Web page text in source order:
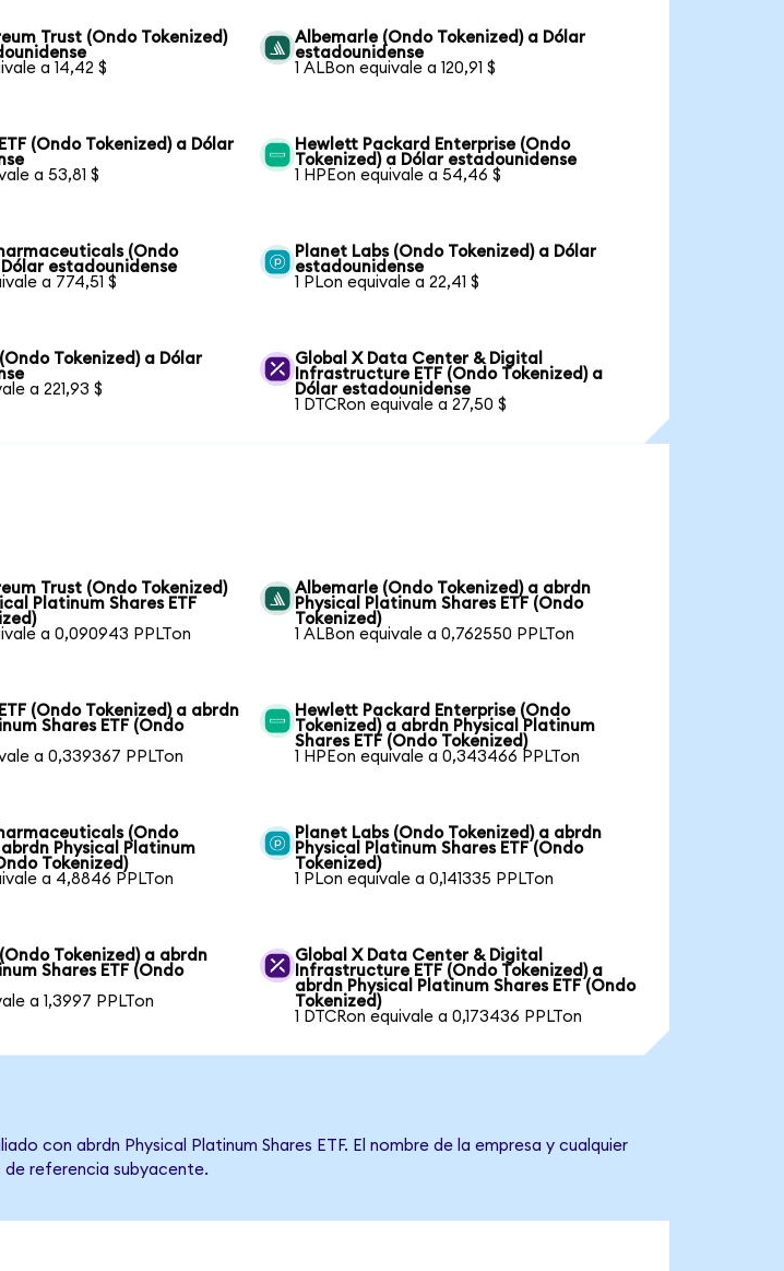
Trust (Ondo Tokenized)
a 14,42 $
Albemarle (Ondo Tokenized) a Dólar
estadounidense
1 ALBon equivale a 120,91 $
(Ondo Tokenized) a Dólar
a 53,81 $
Hewlett Packard Enterprise (Ondo
Tokenized) a Dólar estadounidense
1 HPEon equivale a 54,46 $
(Ondo
estadounidense
a 774,51 $
Planet Labs (Ondo Tokenized) a Dólar
estadounidense
1 PLon equivale a 22,41 $
Tokenized) a Dólar
a 221,93 $
Global X Data Center & Digital
Infrastructure ETF (Ondo Tokenized) a
Dólar estadounidense
1 DTCRon equivale a 27,50 $
Trust (Ondo Tokenized)
Platinum Shares ETF
a 0,090943 PPLTon
Albemarle (Ondo Tokenized) a abrdn
Physical Platinum Shares ETF (Ondo
Tokenized)
1 ALBon equivale a 0,762550 PPLTon
(Ondo Tokenized) a abrdn
Shares ETF (Ondo
a 0,339367 PPLTon
Hewlett Packard Enterprise (Ondo
Tokenized) a abrdn Physical Platinum
Shares ETF (Ondo Tokenized)
1 HPEon equivale a 0,343466 PPLTon
(Ondo
Physical Platinum
Tokenized)
a 4,8846 PPLTon
Planet Labs (Ondo Tokenized) a abrdn
Physical Platinum Shares ETF (Ondo
Tokenized)
1 PLon equivale a 0,141335 PPLTon
Tokenized) a abrdn
Shares ETF (Ondo
a 1,3997 PPLTon
Global X Data Center & Digital
Infrastructure ETF (Ondo Tokenized) a
abrdn Physical Platinum Shares ETF (Ondo
Tokenized)
1 DTCRon equivale a 0,173436 PPLTon
con abrdn Physical Platinum Shares ETF. El nombre de la empresa y cualquier
referencia subyacente.